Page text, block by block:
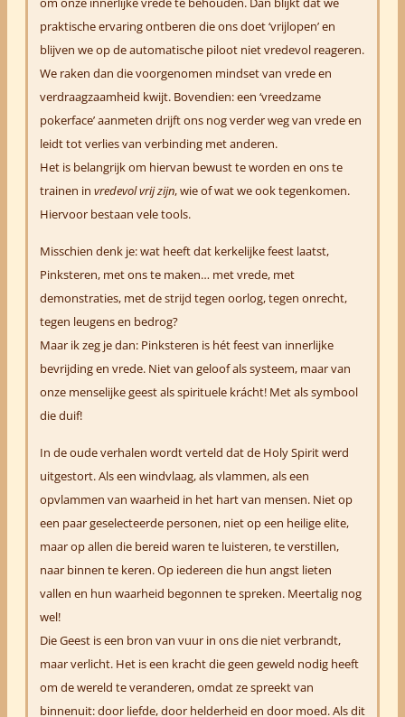
praktische ervaring ontberen die ons doet ‘vrijlopen’ en
blijven we op de automatische piloot niet vredevol reageren.
We raken dan die voorgenomen mindset van vrede en
verdraagzaamheid kwijt. Bovendien: een ‘vreedzame
pokerface’ aanmeten drijft ons nog verder weg van vrede en
leidt tot verlies van verbinding met anderen.
Het is belangrijk om hiervan bewust te worden en ons te
trainen in vredevol vrij zijn, wie of wat we ook tegenkomen.
Hiervoor bestaan vele tools.
Misschien denk je: wat heeft dat kerkelijke feest laatst,
Pinksteren, met ons te maken… met vrede, met
demonstraties, met de strijd tegen oorlog, tegen onrecht,
tegen leugens en bedrog?
Maar ik zeg je dan: Pinksteren is hét feest van innerlijke
bevrijding en vrede. Niet van geloof als systeem, maar van
onze menselijke geest als spirituele krácht! Met als symbool
die duif!
In de oude verhalen wordt verteld dat de Holy Spirit werd
uitgestort. Als een windvlaag, als vlammen, als een
opvlammen van waarheid in het hart van mensen. Niet op
een paar geselecteerde personen, niet op een heilige elite,
maar op allen die bereid waren te luisteren, te verstillen,
naar binnen te keren.Op iedereen die hun angst lieten
vallen en hun waarheid begonnen te spreken. Meertalig nog
wel!
Die Geest is een bron van vuur in ons die niet verbrandt,
maar verlicht. Het is een kracht die geen geweld nodig heeft
om de wereld te veranderen, omdat ze spreekt van
binnenuit: door liefde, door helderheid en door moed. Als dit